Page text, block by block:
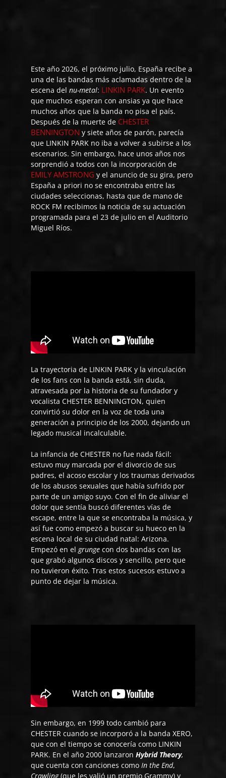
Este año 2026, el próximo julio, España recibe a
una de las bandas más aclamadas dentro de la
escena delnu-metal: LINKIN PARK. Un evento
que muchos esperan con ansias ya que hace
muchos años que la banda no pisa el país.
Después de la muerte de CHESTER
BENNINGTON y siete años de parón, parecía
que LINKIN PARK no iba a volver a subirse a los
escenarios. Sin embargo, hace unos años nos
sorprendió a todos con la incorporación de
EMILY AMSTRONG y el anuncio de su gira, pero
España a priori no se encontraba entre las
ciudades seleccionas, hasta que de mano de
ROCK FM recibimos la noticia de su actuación
programada para el 23 de julio en el Auditorio
Miguel Ríos.
La trayectoria de LINKIN PARK y la vinculación
de los fans con la banda está, sin duda,
atravesada por la historia de su fundador y
vocalista CHESTER BENNINGTON, quien
convirtió su dolor en la voz de toda una
generación a principio de los 2000, dejando un
legado musical incalculable.
La infancia de CHESTER no fue nada fácil:
estuvo muy marcada por el divorcio de sus
padres, el acoso escolar y los traumas derivados
de los abusos sexuales que había sufrido por
parte de un amigo suyo. Con el fin de aliviar el
dolor que sentía buscó diferentes vías de
escape, entre la que se encontraba la música, y
así fue como empezó a buscar su hueco en la
escena local de su ciudad natal: Arizona.
Empezó en el grungecon dos bandas con las
que grabó algunos discos y sencillo, pero que
no tuvieron éxito. Tras estos sucesos estuvo a
punto de dejar la música.
Sin embargo, en 1999 todo cambió para
CHESTER cuando se incorporó a la banda XERO,
que con el tiempo se conocería como LINKIN
PARK. En el año 2000 lanzaronHybrid Theory,
que cuenta con canciones como In the End,
Crawling(que les valió un premio Grammy) y